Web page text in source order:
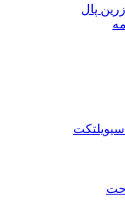
پال
سیویلتکت